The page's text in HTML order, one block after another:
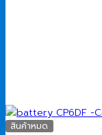
สินค้าหมด